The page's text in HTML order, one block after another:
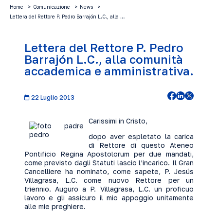
Home Comunicazione
News
Lettera del Rettore P. Pedro Barrajón L.C., alla …
Lettera del Rettore P. Pedro
Barrajón L.C., alla comunità
accademica e amministrativa.
22 Luglio 2013
Carissimi in Cristo,
dopo aver espletato la carica
di Rettore di questo Ateneo
Pontificio Regina Apostolorum per due mandati,
come previsto dagli Statuti lascio l’incarico. Il Gran
Cancelliere ha nominato, come sapete, P. Jesús
Villagrasa, L.C. come nuovo Rettore per un
triennio. Auguro a P. Villagrasa, L.C. un proficuo
lavoro e gli assicuro il mio appoggio unitamente
alle mie preghiere.